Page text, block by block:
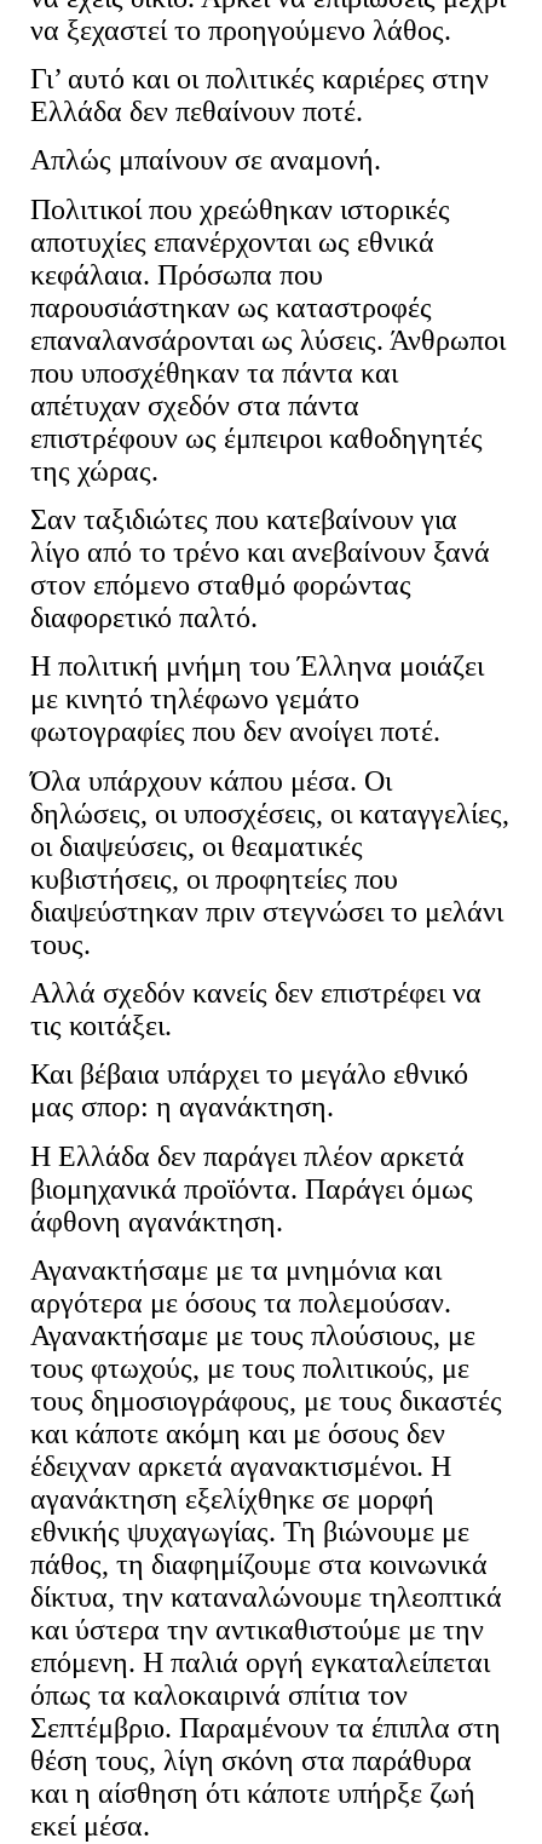
να ξεχαστεί το προηγούμενο λάθος.
Γι’ αυτό και οι πολιτικές καριέρες στην
Ελλάδα δεν πεθαίνουν ποτέ.
Απλώς μπαίνουν σε αναμονή.
Πολιτικοί που χρεώθηκαν ιστορικές
αποτυχίες επανέρχονται ως εθνικά
κεφάλαια. Πρόσωπα που
παρουσιάστηκαν ως καταστροφές
επαναλανσάρονται ως λύσεις. Άνθρωποι
που υποσχέθηκαν τα πάντα και
απέτυχαν σχεδόν στα πάντα
επιστρέφουν ως έμπειροι καθοδηγητές
της χώρας.
Σαν ταξιδιώτες που κατεβαίνουν για
λίγο από το τρένο και ανεβαίνουν ξανά
στον επόμενο σταθμό φορώντας
διαφορετικό παλτό.
Η πολιτική μνήμη του Έλληνα μοιάζει
με κινητό τηλέφωνο γεμάτο
φωτογραφίες που δεν ανοίγει ποτέ.
Όλα υπάρχουν κάπου μέσα. Οι
δηλώσεις, οι υποσχέσεις, οι καταγγελίες,
οι διαψεύσεις, οι θεαματικές
κυβιστήσεις, οι προφητείες που
διαψεύστηκαν πριν στεγνώσει το μελάνι
τους.
Αλλά σχεδόν κανείς δεν επιστρέφει να
τις κοιτάξει.
Και βέβαια υπάρχει το μεγάλο εθνικό
μας σπορ: η αγανάκτηση.
Η Ελλάδα δεν παράγει πλέον αρκετά
βιομηχανικά προϊόντα. Παράγει όμως
άφθονη αγανάκτηση.
Αγανακτήσαμε με τα μνημόνια και
αργότερα με όσους τα πολεμούσαν.
Αγανακτήσαμε με τους πλούσιους, με
τους φτωχούς, με τους πολιτικούς, με
τους δημοσιογράφους, με τους δικαστές
και κάποτε ακόμη και με όσους δεν
έδειχναν αρκετά αγανακτισμένοι. Η
αγανάκτηση εξελίχθηκε σε μορφή
εθνικής ψυχαγωγίας. Τη βιώνουμε με
πάθος, τη διαφημίζουμε στα κοινωνικά
δίκτυα, την καταναλώνουμε τηλεοπτικά
και ύστερα την αντικαθιστούμε με την
επόμενη. Η παλιά οργή εγκαταλείπεται
όπως τα καλοκαιρινά σπίτια τον
Σεπτέμβριο. Παραμένουν τα έπιπλα στη
θέση τους, λίγη σκόνη στα παράθυρα
και η αίσθηση ότι κάποτε υπήρξε ζωή
εκεί μέσα.